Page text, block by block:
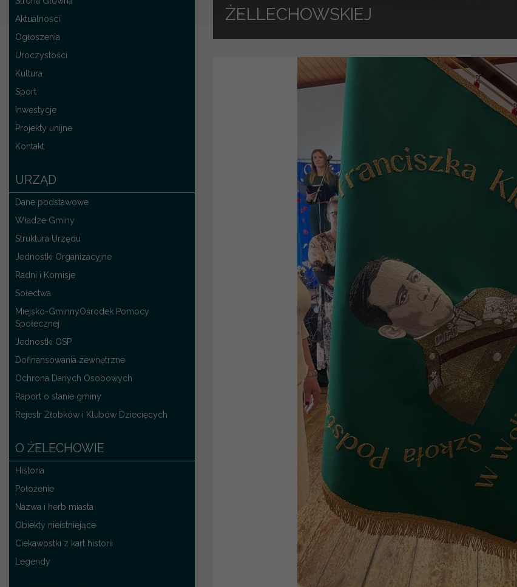
Aktualności
Ogłoszenia
Uroczystości
Kultura
Sport
Inwestycje
Projekty unijne
Kontakt
URZĄD
Dane podstawowe
Władze Gminy
Struktura Urzędu
Jednostki Organizacyjne
Radni i Komisje
Sołectwa
Miejsko-GminnyOśrodek Pomocy
Społecznej
Jednostki OSP
Dofinansowania zewnętrzne
Ochrona Danych Osobowych
Raport o stanie gminy
Rejestr Żłobków i Klubów Dziecięcych
O ŻELECHOWIE
Historia
Położenie
Nazwa i herb miasta
Obiekty nieistniejące
Ciekawostki z kart historii
Legendy
ŻELLECHOWSKIEJ